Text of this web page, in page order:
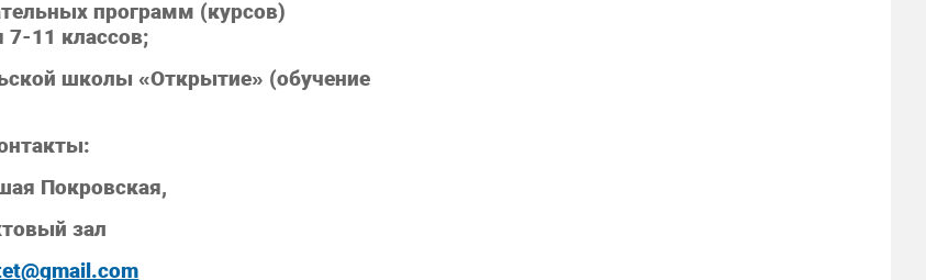
программ (курсов)
7-11 классов;
школы «Открытие» (обучение
Покровская,
зал